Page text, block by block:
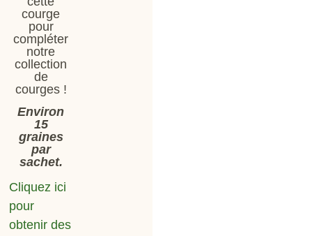
courge
pour
compléter
notre
collection
de
courges !
Environ
15
graines
par
sachet.
Cliquez ici
pour
obtenir des